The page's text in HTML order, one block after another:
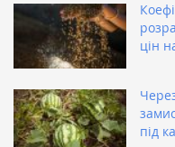
цін
під